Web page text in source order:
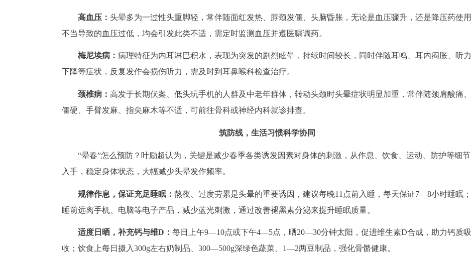
高血压： 头晕多为一过性头重脚轻，常伴随面红发热、脖颈发僵、头脑昏胀，无论是血压骤升，还是降压药使用
不当导致的血压过低，均会引发此类不适，需定时监测血压并遵医嘱调药。
梅尼埃病： 病理特征为内耳淋巴积水，表现为突发的剧烈眩晕，持续时间较长，同时伴随耳鸣、耳内闷胀、听力
下降等症状，反复发作会损伤听力，需及时到耳鼻喉科检查治疗。
颈椎病： 高发于长期伏案、低头玩手机的人群及中老年群体，转动头颈时头晕症状明显加重，常伴随颈肩酸痛、
僵硬、手臂发麻、指尖麻木等不适，可前往骨科或神经内科就诊排查。
筑防线， 生活习惯科学协同
“晕春”怎么预防？叶励超认为，关键是减少春季各类诱发因素对身体的刺激，从作息、饮食、运动、防护等细节
入手，稳定身体状态，大幅减少头晕发作频率。
规律作息，保证充足睡眠： 熬夜、过度劳累是头晕的重要诱因，建议每晚11点前入睡，每天保证7—8小时睡眠；
睡前远离手机、电脑等电子产品，减少蓝光刺激，通过改善褪黑素分泌来提升睡眠质量。
适度日晒，补充钙与维D： 每日上午9—10点或下午4—5点，晒20—30分钟太阳，促进维生素D合成，助力钙质吸
收；饮食上每日摄入300g左右奶制品、300—500g深绿色蔬菜、1—2两豆制品，强化骨骼健康。